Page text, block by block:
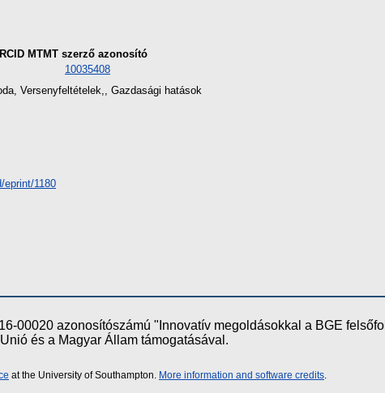
MTMT szerző azonosító
10035408
Versenyfeltételek,, Gazdasági hatások
eprint/1180
00020 azonosítószámú "Innovatív megoldásokkal a BGE
és a Magyar Állam támogatásával.
at the University of Southampton. More information and software credits